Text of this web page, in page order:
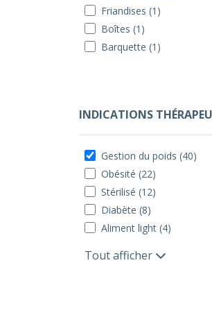
Friandises (1)
Boîtes (1)
Barquette (1)
INDICATIONS
Gestion du poids (40)
Obésité (22)
Stérilisé (12)
Diabète (8)
Aliment light (4)
Tout afficher